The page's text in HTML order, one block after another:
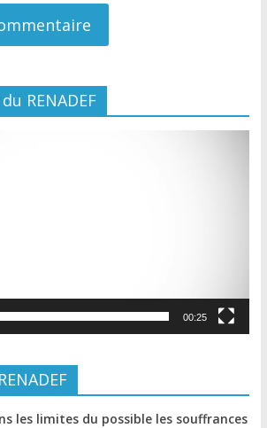
RENADEF
00:25
les limites du possible les souffrances